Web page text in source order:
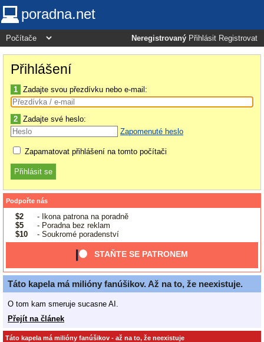
poradna.net
Neregistrovaný Přihlásit Registrovat
Přihlášení
1 Zadajte svou přezdívku nebo e-mail:
2 Zadajte své heslo:
Zapomenuté heslo
Zapamatovat přihlášení na tomto počítači
Podpořte nás
$2
- Ikona patrona na poradně
$5
- Poradna bez reklam
$10
- Soukromé poradenství
STAŇTE SE PATRONEM
Táto kapela má milióny fanúšikov. Až na to, že neexistuje.
O tom kam smeruje sucasne AI.
Přejít na článek
Táto kapela má milióny fanúšikov - až na to, že neexistuje